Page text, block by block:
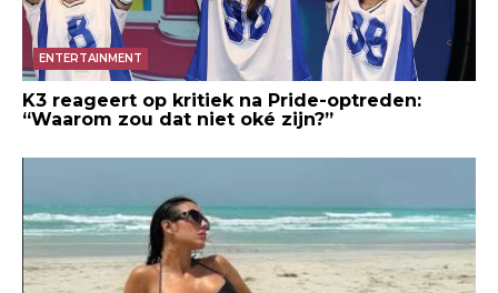
ENTERTAINMENT
K3 reageert op kritiek na Pride-optreden:
“Waarom zou dat niet oké zijn?”